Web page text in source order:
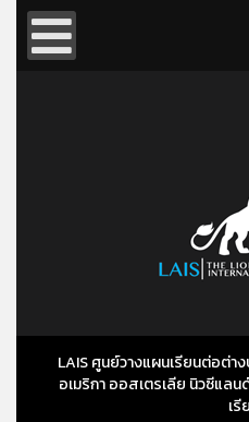
LAIS ศูนย์วางแผนเรียนต่อต่า
อเมริกา ออสเตรเลีย นิวซีแล
เรี